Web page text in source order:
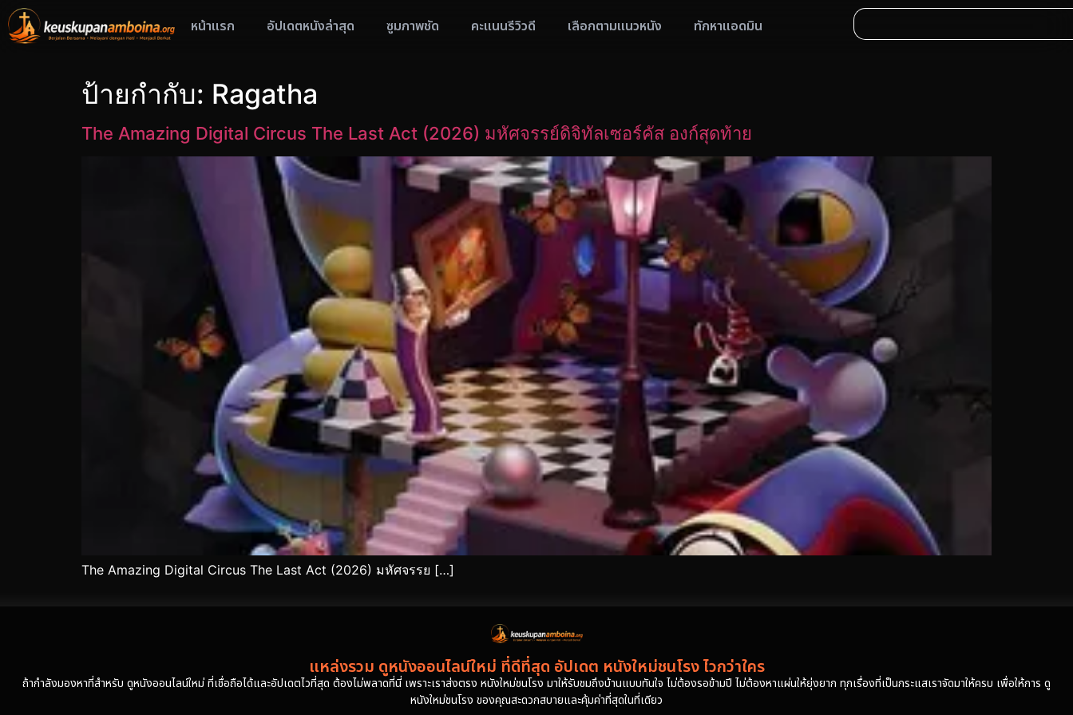
หน้าแรก อัปเดตหนังล่าสุด ซูมภาพชัด คะแนนรีวิวดี เลือกตามแนวหนัง ทักหาแอดมิน
ป้ายกำกับ: Ragatha
The Amazing Digital Circus The Last Act (2026) มหัศจรรย์ดิจิทัลเซอร์คัส องก์สุดท้าย
The Amazing Digital Circus The Last Act (2026) มหัศจรรย […]
แหล่งรวม ดูหนังออนไลน์ใหม่ ที่ดีที่สุด อัปเดต หนังใหม่ชนโรง ไวกว่าใคร
ถ้ากำลังมองหาที่สำหรับ ดูหนังออนไลน์ใหม่ ที่เชื่อถือได้และอัปเดตไวที่สุด ต้องไม่พลาดที่นี่ เพราะเราส่งตรง หนังใหม่ชนโรง มาให้รับชมถึงบ้านแบบทันใจ ไม่ต้องรอข้ามปี ไม่ต้องหาแผ่นให้ยุ่งยาก ทุกเรื่องที่เป็นกระแสเราจัดมาให้ครบ เพื่อให้การ ดู
หนังใหม่ชนโรง ของคุณสะดวกสบายและคุ้มค่าที่สุดในที่เดียว